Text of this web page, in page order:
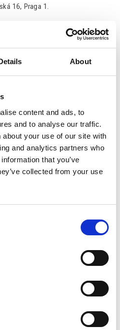
About
content and ads, to
and to analyse our traffic.
your use of our site with
and analytics partners who
that you’ve
collected from your use
16, Praga 1.